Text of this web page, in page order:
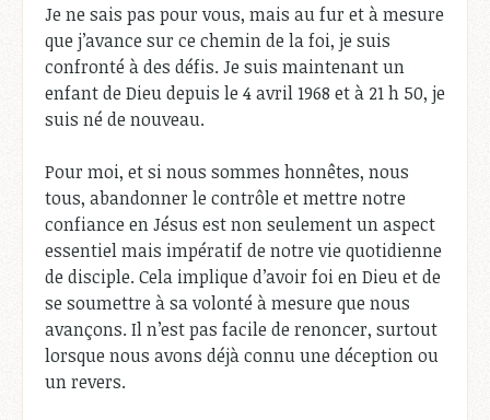
Je ne sais pas pour vous, mais au fur et à mesure
que j’avance sur ce chemin de la foi, je suis
confronté à des défis. Je suis maintenant un
enfant de Dieu depuis le 4 avril 1968 et à 21 h 50, je
suis né de nouveau.
Pour moi, et si nous sommes honnêtes, nous
tous, abandonner le contrôle et mettre notre
confiance en Jésus est non seulement un aspect
essentiel mais impératif de notre vie quotidienne
de disciple. Cela implique d’avoir foi en Dieu et de
se soumettre à sa volonté à mesure que nous
avançons. Il n’est pas facile de renoncer, surtout
lorsque nous avons déjà connu une déception ou
un revers.